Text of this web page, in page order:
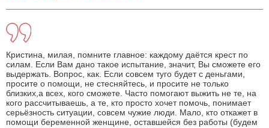
Кристина, милая, помните главное: каждому даётся крест по
силам. Если Вам дано такое испытание, значит, Вы сможете его
выдержать. Вопрос, как. Если совсем туго будет с деньгами,
просите о помощи, не стесняйтесь, и просите не только
близких,а всех, кого сможете. Часто помогают выжить не те, на
кого рассчитываешь, а те, кто просто хочет помочь, понимает
серьёзность ситуации, совсем чужие люди. Мало, кто откажет в
помощи беременной женщине, оставшейся без работы (будем